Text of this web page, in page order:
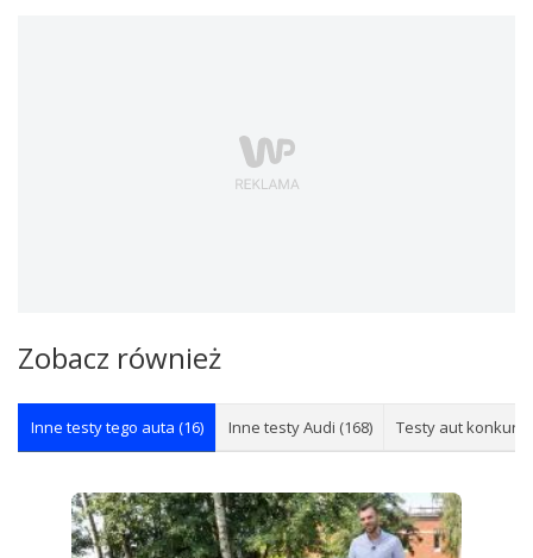
Zobacz również
Inne testy tego auta (16) Inne testy Audi (168) Testy aut